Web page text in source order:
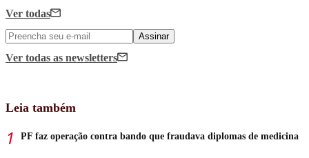
Ver todas
Assinar
Ver todas as newsletters
Leia também
PF faz operação contra bando que fraudava diplomas de medicina